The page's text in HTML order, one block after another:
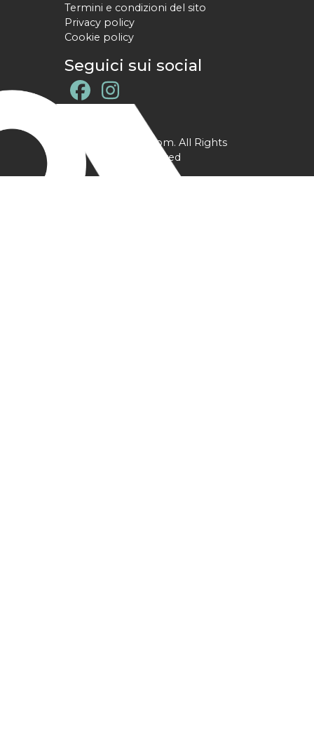
Termini e condizioni del sito
Privacy policy
Cookie policy
Seguici sui social
@ YPtrainer.com. All Rights
Reserved